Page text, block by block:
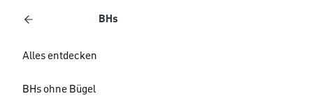
BHs
Alles entdecken
BHs ohne Bügel